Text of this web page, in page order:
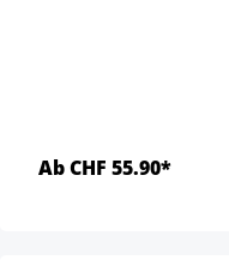
Ab CHF 55.90*